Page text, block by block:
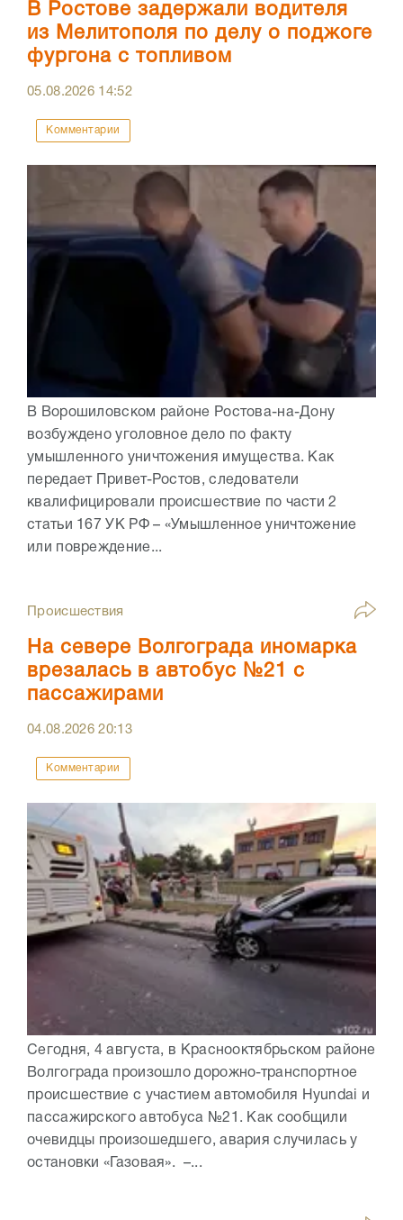
В Ростове задержали водителя
из Мелитополя по делу о поджоге
фургона с топливом
05.08.2026 14:52
Комментарии
В Ворошиловском районе Ростова-на-Дону
возбуждено уголовное дело по факту
умышленного уничтожения имущества. Как
передает Привет-Ростов, следователи
квалифицировали происшествие по части 2
статьи 167 УК РФ – «Умышленное уничтожение
или повреждение...
Происшествия
На севере Волгограда иномарка
врезалась в автобус №21 с
пассажирами
04.08.202620:13
Комментарии
Сегодня, 4 августа, в Краснооктябрьском районе
Волгограда произошло дорожно-транспортное
происшествие с участием автомобиля Hyundai и
пассажирского автобуса №21. Как сообщили
очевидцы произошедшего, авария случилась у
остановки «Газовая». –...